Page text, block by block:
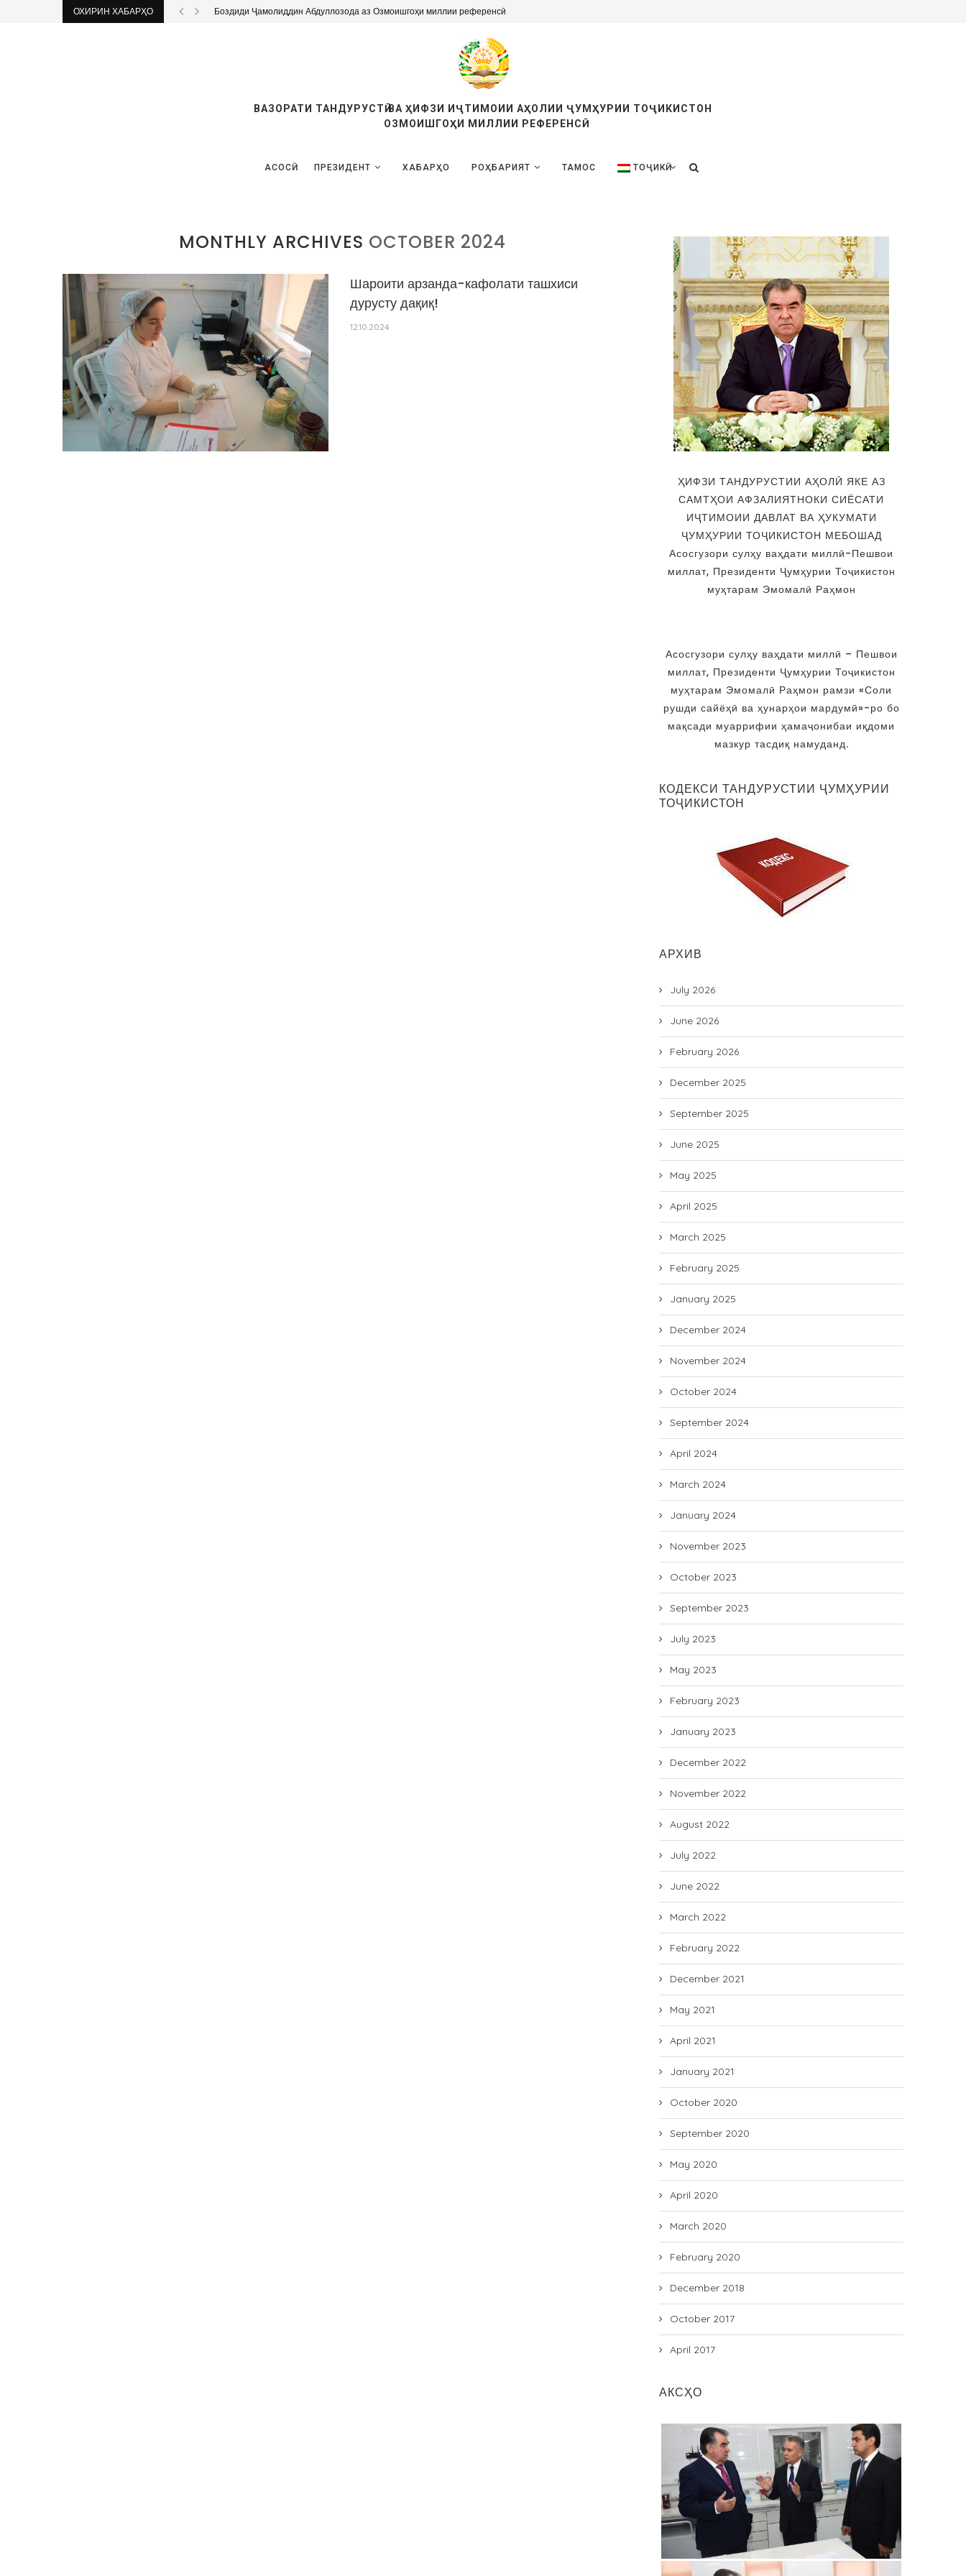
ОХИРИН ХАБАРҲО Дар 8 муассисаи тандурустӣ, хадамоти озмоишгоҳӣ доранд, баҳодиҳии...
ВАЗОРАТИ ТАНДУРУСТӢ ВА ҲИФЗИ ИҶТИМОИИ АҲОЛИИ ҶУМҲУРИИ ТОҶИКИСТОН
ОЗМОИШГОҲИ МИЛЛИИ РЕФЕРЕНСӢ
АСОСӢ ПРЕЗИДЕНТ ХАБАРҲО РОҲБАРИЯТ ТАМОС ТОҶИКӢ
MONTHLY ARCHIVES OCTOBER 2024
Шароити арзанда-кафолати ташхиси
дурусту дақиқ!
12.10.2024
ҲИФЗИ ТАНДУРУСТИИ АҲОЛӢ ЯКЕ АЗ
САМТҲОИ АФЗАЛИЯТНОКИ СИЁСАТИ
ИҶТИМОИИ ДАВЛАТ ВА ҲУКУМАТИ
ҶУМҲУРИИ ТОҶИКИСТОН МЕБОШАД
Асосгузори сулҳу ваҳдати миллӣ-Пешвои
миллат, Президенти Ҷумҳурии Тоҷикистон
муҳтарам Эмомалӣ Раҳмон
Асосгузори сулҳу ваҳдати миллӣ – Пешвои
миллат, Президенти Ҷумҳурии Тоҷикистон
муҳтарам Эмомалӣ Раҳмон рамзи «Соли
рушди сайёҳӣ ва ҳунарҳои мардумӣ»-ро бо
мақсади муаррифии ҳамаҷонибаи иқдоми
мазкур тасдиқ намуданд.
КОДЕКСИ ТАНДУРУСТИИ ҶУМҲУРИИ
ТОҶИКИСТОН
АРХИВ
July 2026
June 2026
February 2026
December 2025
September 2025
June 2025
May 2025
April 2025
March 2025
February 2025
January 2025
December 2024
November 2024
October 2024
September 2024
April 2024
March 2024
January 2024
November 2023
October 2023
September 2023
July 2023
May 2023
February 2023
January 2023
December 2022
November 2022
August 2022
July 2022
June 2022
March 2022
February 2022
December 2021
May 2021
April 2021
January 2021
October 2020
September 2020
May 2020
April 2020
March 2020
February 2020
December 2018
October 2017
April 2017
АКСҲО